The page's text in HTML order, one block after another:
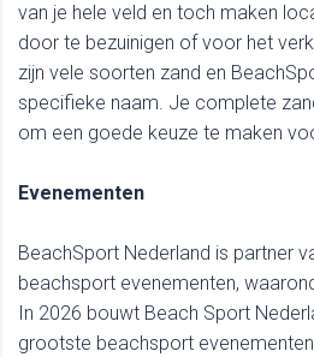
van je hele veld en toch maken
door te bezuinigen of voor het
zijn vele soorten zand en
specifieke naam. Je complete
om een goede keuze te maken
Evenementen
BeachSport Nederland is partner
beachsport evenementen,
In 2026 bouwt Beach Sport
grootste beachsport